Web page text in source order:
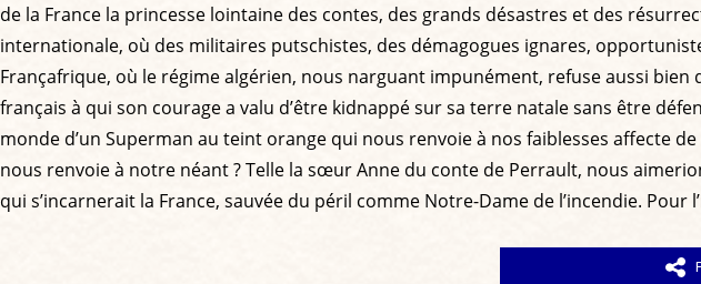
de la France la princesse lointaine des contes, des grands désastres et des
internationale, où des militaires putschistes, des démagogues ignares,
Françafrique, où le régime algérien, nous narguant impunément, refuse aussi
français à qui son courage a valu d’être kidnappé sur sa terre natale sans être
monde d’un Superman au teint orange qui nous renvoie à nos faiblesses affecte
nous renvoie à notre néant ? Telle la sœur Anne du conte de Perrault, nous
qui s’incarnerait la France, sauvée du péril comme Notre-Dame de l’incendie.